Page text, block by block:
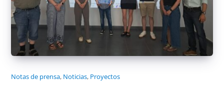
Notas de prensa, Noticias, Proyectos